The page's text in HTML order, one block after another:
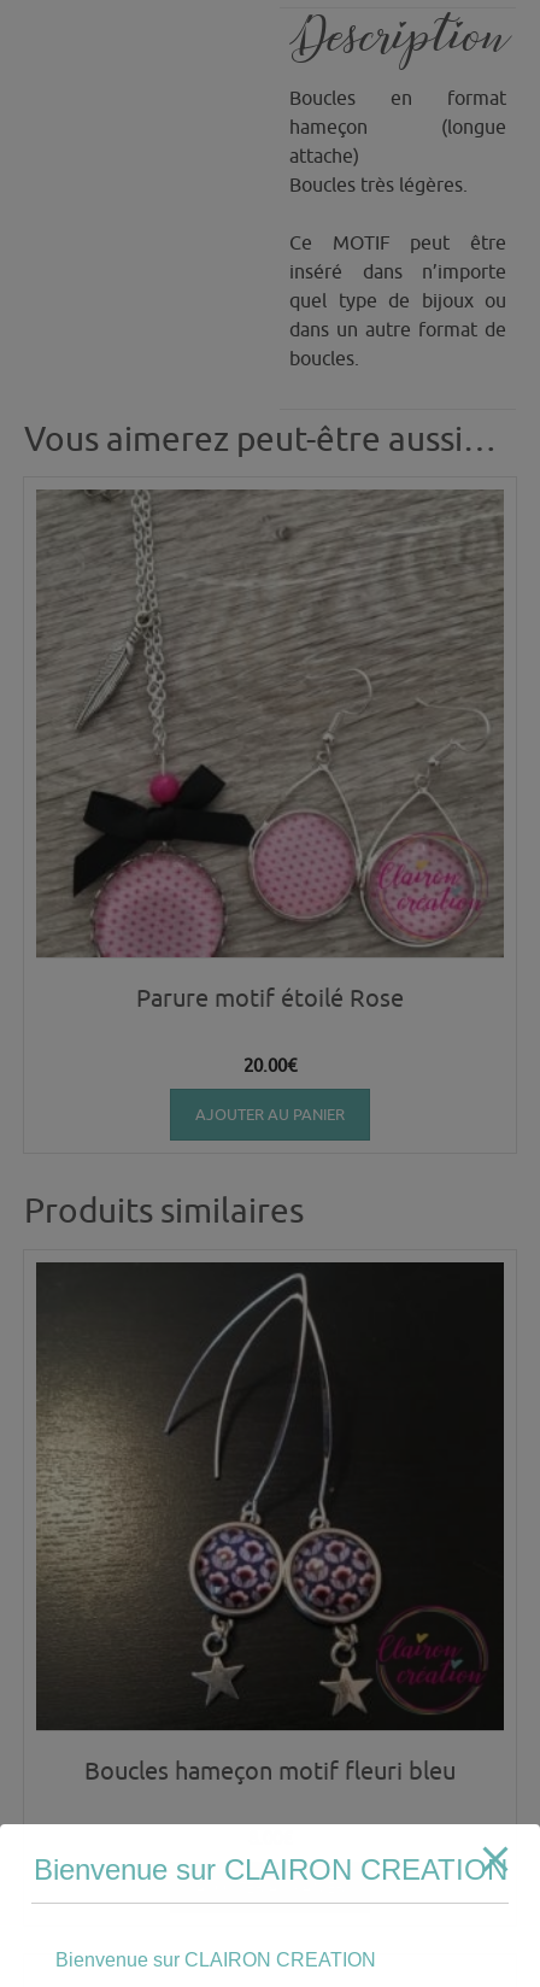
Description
Boucles en format
hameçon (longue
attache)
Boucles très légères.
Ce MOTIF peut être
inséré dans n’importe
quel type de bijoux ou
dans un autre format de
boucles.
Vous aimerez peut-être aussi…
Parure motif étoilé Rose
20.00€
AJOUTER AU PANIER
Produits similaires
Boucles hameçon motif fleuri bleu
Bienvenue sur CLAIRON CREATION
Bienvenue sur CLAIRON CREATION